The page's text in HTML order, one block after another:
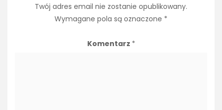
Twój adres email nie zostanie opublikowany.
Wymagane pola są oznaczone *
Komentarz *